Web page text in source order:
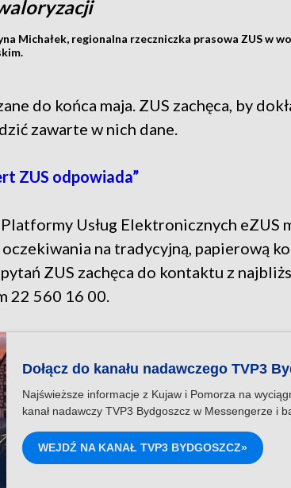
Michałek, regionalna rzeczniczka prasowa ZUS w
do końca maja. ZUS zachęca, by
zawarte w nich dane.
ZUS odpowiada”
Usług Elektronicznych eZUS
na tradycyjną, papierową
ZUS zachęca do kontaktu z
22 560 16 00.
Dołącz do kanału nadawczego TVP3
Najświeższe informacje z Kujaw i Pomorza na
kanał nadawczy TVP3 Bydgoszcz w Messengerze i
WEJDŹ NA KANAŁ TVP3 BYDGOSZCZ»